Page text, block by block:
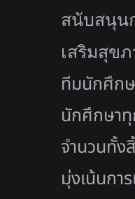
สนับสนุน
เสริมสุข
ทีมนักศึก
นักศึกษา
จำนวนทั้ง
มุ่งเน้นกา